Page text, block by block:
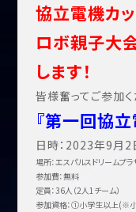
協立電機カッ
ロボ親子大
します！
皆様奮ってご参加く
『第一回協立
日時：2023年9月2
場所：エスパルスドリームプ
参加費：無料
定員：36人（2人1チーム）
参加資格：①小学生以上(※